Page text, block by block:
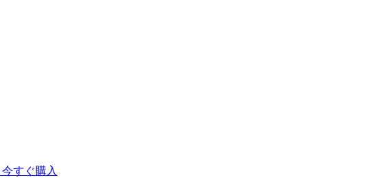
今すぐ購入